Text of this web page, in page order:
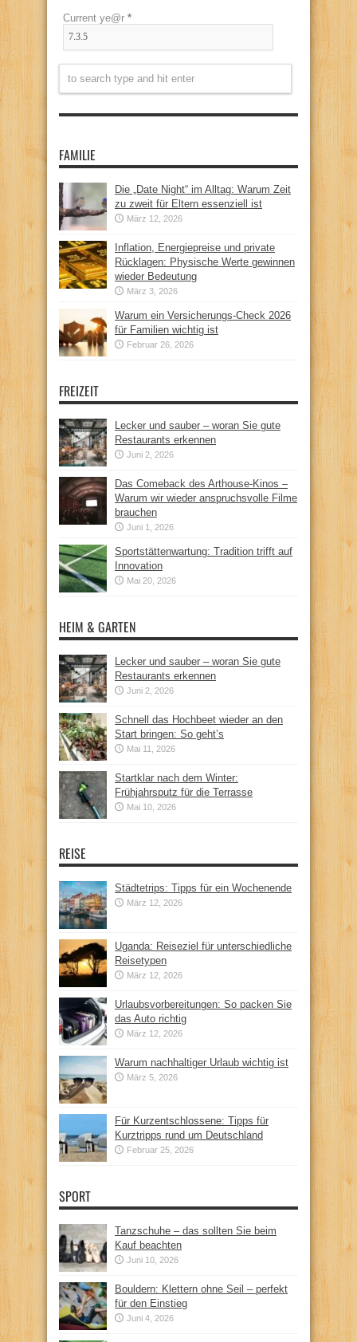
Current ye@r *
FAMILIE
Die „Date Night“ im Alltag: Warum Zeit
zu zweit für Eltern essenziell ist
März 12, 2026
Inflation, Energiepreise und private
Rücklagen: Physische Werte gewinnen
wieder Bedeutung
März 3, 2026
Warum ein Versicherungs-Check 2026
für Familien wichtig ist
Februar 26, 2026
FREIZEIT
Lecker und sauber – woran Sie gute
Restaurants erkennen
Juni 2, 2026
Das Comeback des Arthouse-Kinos –
Warum wir wieder anspruchsvolle Filme
brauchen
Juni 1, 2026
Sportstättenwartung: Tradition trifft auf
Innovation
Mai 20, 2026
HEIM & GARTEN
Lecker und sauber – woran Sie gute
Restaurants erkennen
Juni 2, 2026
Schnell das Hochbeet wieder an den
Start bringen: So geht’s
Mai 11, 2026
Startklar nach dem Winter:
Frühjahrsputz für die Terrasse
Mai 10, 2026
REISE
Städtetrips: Tipps für ein Wochenende
März 12, 2026
Uganda: Reiseziel für unterschiedliche
Reisetypen
März 12, 2026
Urlaubsvorbereitungen: So packen Sie
das Auto richtig
März 12, 2026
Warum nachhaltiger Urlaub wichtig ist
März 5, 2026
Für Kurzentschlossene: Tipps für
Kurztripps rund um Deutschland
Februar 25, 2026
SPORT
Tanzschuhe – das sollten Sie beim
Kauf beachten
Juni 10, 2026
Bouldern: Klettern ohne Seil – perfekt
für den Einstieg
Juni 4, 2026